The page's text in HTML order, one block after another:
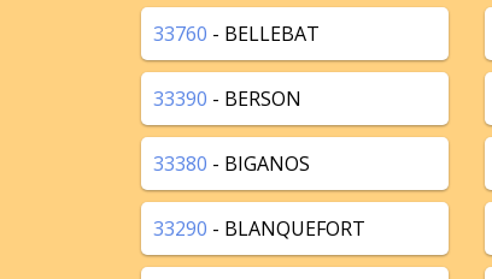
33760 - BELLEBAT
33390 - BERSON
33380 - BIGANOS
33290 - BLANQUEFORT